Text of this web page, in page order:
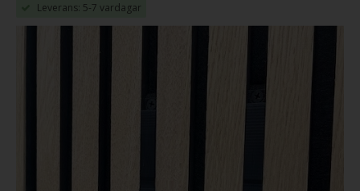
Leverans: 5-7 vardagar